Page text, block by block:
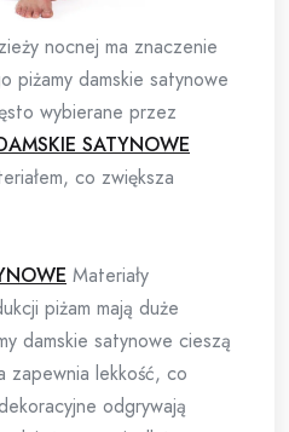
nocnej ma znaczenie
piżamy damskie satynowe
wybierane przez
SATYNOWE
co zwiększa
Materiały
piżam mają duże
damskie satynowe cieszą
zapewnia lekkość, co
odgrywają